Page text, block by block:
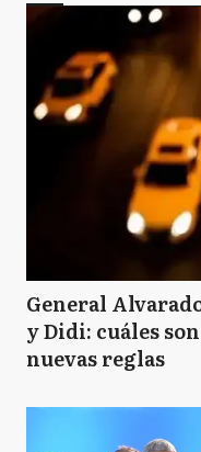
General
y Didi: cuáles
nuevas reglas